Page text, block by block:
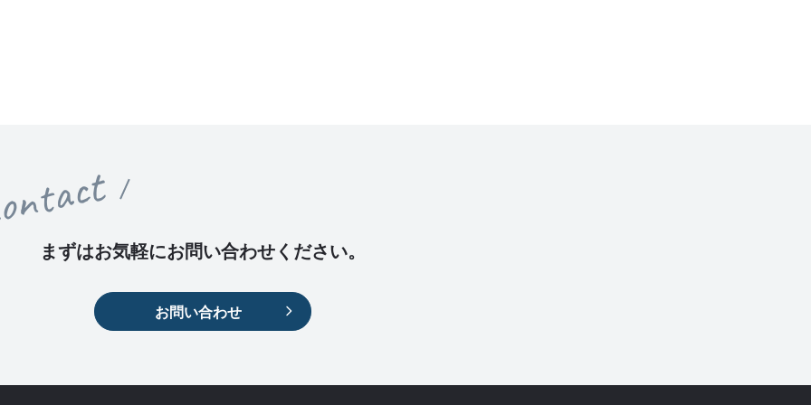
まずはお気軽にお問い合わせください。
お問い合わせ